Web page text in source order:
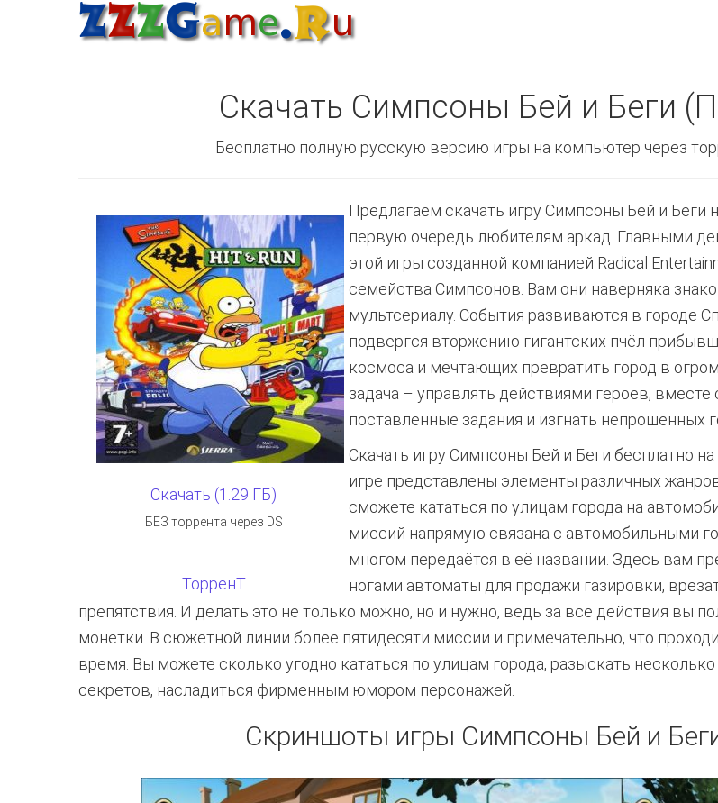
Скачать Симпсоны Бей и Беги
Бесплатно полную русскую версию игры на компьютер через
Скачать (1.29 ГБ)
БЕЗ торрента через DS
ТорренТ
Предлагаем скачать игру Симпсоны Бей и Беги
первую очередь любителям аркад. Главными
этой игры созданной компанией Radical
семейства Симпсонов. Вам они наверняка
мультсериалу. События развиваются в городе
подвергся вторжению гигантских пчёл
космоса и мечтающих превратить город в
задача – управлять действиями героев,
поставленные задания и изгнать непрошенных
Скачать игру Симпсоны Бей и Беги бесплатно
игре представлены элементы различных
сможете кататься по улицам города на
миссий напрямую связана с автомобильными
многом передаётся в её названии. Здесь вам
ногами автоматы для продажи газировки,
препятствия. И делать это не только можно, но и нужно, ведь за все действия вы
монетки. В сюжетной линии более пятидесяти миссии и примечательно, что
время. Вы можете сколько угодно кататься по улицам города, разыскать
секретов, насладиться фирменным юмором персонажей.
Скриншоты игры Симпсоны Бей и